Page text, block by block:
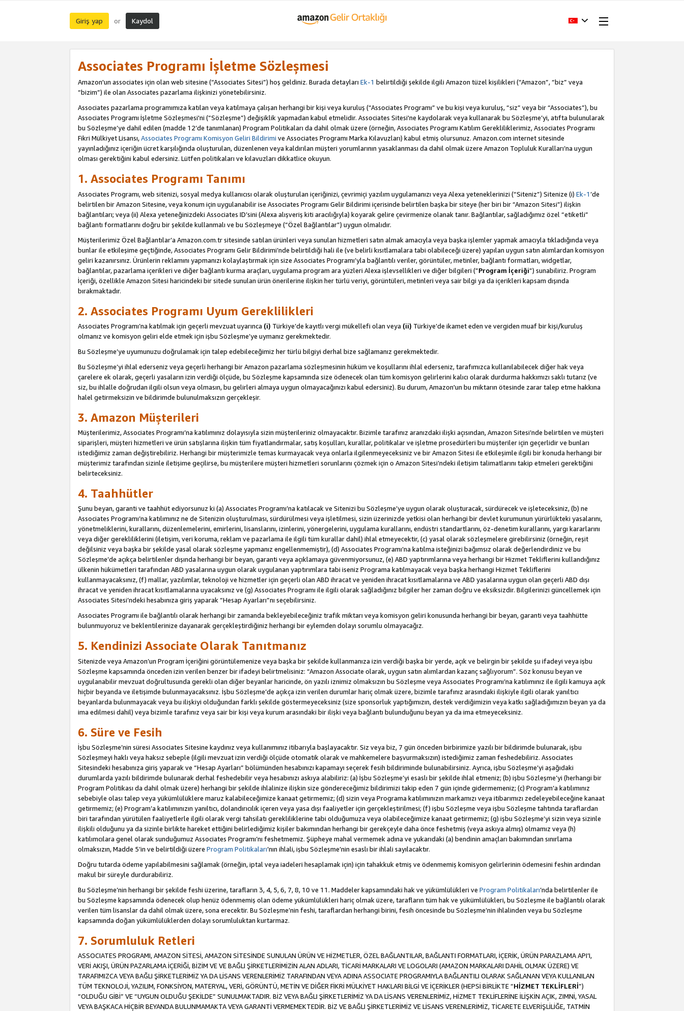
Giriş yap or Kaydol
Associates Programı İşletme Sözleşmesi
Amazon'un associates için olan web sitesine (“Associates Sitesi”) hoş geldiniz. Burada detayları Ek-1 belirtildiği şekilde ilgili Amazon tüzel kişilikleri (“Amazon”, “biz” veya
“bizim”) ile olan Associates pazarlama ilişkinizi yönetebilirsiniz.
Associates pazarlama programımıza katılan veya katılmaya çalışan herhangi bir kişi veya kuruluş (“Associates Programı” ve bu kişi veya kuruluş, “siz” veya bir “Associates”), bu
Associates Programı İşletme Sözleşmesi'ni (“Sözleşme”) değişiklik yapmadan kabul etmelidir. Associates Sitesi'ne kaydolarak veya kullanarak bu Sözleşme’yi, atıfta bulunularak
bu Sözleşme’ye dahil edilen (madde 12’de tanımlanan) Program Politikaları da dahil olmak üzere (örneğin, Associates Programı Katılım Gerekliliklerimiz, Associates Programı
Fikri Mülkiyet Lisansı,Associates Programı Komisyon Geliri Bildirimi ve Associates Programı Marka Kılavuzları) kabul etmiş olursunuz. Amazon.com internet sitesinde
yayınladığınız içeriğin ücret karşılığında oluşturulan, düzenlenen veya kaldırılan müşteri yorumlarının yasaklanması da dahil olmak üzere Amazon Topluluk Kuralları’na uygun
olması gerektiğini kabul edersiniz. Lütfen politikaları ve kılavuzları dikkatlice okuyun.
1. Associates Programı Tanımı
Associates Programı, web sitenizi, sosyal medya kullanıcısı olarak oluşturulan içeriğinizi, çevrimiçi yazılım uygulamanızı veya Alexa yeteneklerinizi (“Siteniz”) Sitenize (i) Ek-1’de
belirtilen bir Amazon Sitesine, veya konum için uygulanabilir ise Associates Programı Gelir Bildirimi içerisinde belirtilen başka bir siteye (her biri bir “Amazon Sitesi”) ilişkin
bağlantıları; veya (ii) Alexa yeteneğinizdeki Associates ID’sini (Alexa alışveriş kiti aracılığıyla) koyarak gelire çevirmenize olanak tanır. Bağlantılar, sağladığımız özel “etiketli”
bağlantı formatlarını doğru bir şekilde kullanmalı ve bu Sözleşmeye (“Özel Bağlantılar”) uygun olmalıdır.
Müşterilerimiz Özel Bağlantılar’a Amazon.com.tr sitesinde satılan ürünleri veya sunulan hizmetleri satın almak amacıyla veya başka işlemler yapmak amacıyla tıkladığında veya
bunlar ile etkileşime geçtiğinde, Associates Programı Gelir Bildirimi’nde belirtildiği hali ile (ve belirli kısıtlamalara tabi olabileceği üzere) yapılan uygun satın alımlardan komisyon
geliri kazanırsınız. Ürünlerin reklamını yapmanızı kolaylaştırmak için size Associates Programı’yla bağlantılı veriler, görüntüler, metinler, bağlantı formatları, widgetlar,
bağlantılar, pazarlama içerikleri ve diğer bağlantı kurma araçları, uygulama program ara yüzleri Alexa işlevsellikleri ve diğer bilgileri (”Program İçeriği”) sunabiliriz. Program
İçeriği, özellikle Amazon Sitesi haricindeki bir sitede sunulan ürün önerilerine ilişkin her türlü veriyi, görüntüleri, metinleri veya sair bilgi ya da içerikleri kapsam dışında
bırakmaktadır.
2. Associates Programı Uyum Gereklilikleri
Associates Programı’na katılmak için geçerli mevzuat uyarınca (i) Türkiye’de kayıtlı vergi mükellefi olan veya (ii) Türkiye’de ikamet eden ve vergiden muaf bir kişi/kuruluş
olmanız ve komisyon geliri elde etmek için işbu Sözleşme’ye uymanız gerekmektedir.
Bu Sözleşme’ye uyumunuzu doğrulamak için talep edebileceğimiz her türlü bilgiyi derhal bize sağlamanız gerekmektedir.
Bu Sözleşme’yi ihlal ederseniz veya geçerli herhangi bir Amazon pazarlama sözleşmesinin hüküm ve koşullarını ihlal ederseniz, tarafımızca kullanılabilecek diğer hak veya
çarelere ek olarak, geçerli yasaların izin verdiği ölçüde, bu Sözleşme kapsamında size ödenecek olan tüm komisyon gelirlerini kalıcı olarak durdurma hakkımızı saklı tutarız (ve
siz, bu ihlalle doğrudan ilgili olsun veya olmasın, bu gelirleri almaya uygun olmayacağınızı kabul edersiniz). Bu durum, Amazon'un bu miktarın ötesinde zarar talep etme hakkına
halel getirmeksizin ve bildirimde bulunulmaksızın gerçekleşir.
3. Amazon Müşterileri
Müşterilerimiz, Associates Programı’na katılımınız dolayısıyla sizin müşterileriniz olmayacaktır. Bizimle tarafınız aranızdaki ilişki açısından, Amazon Sitesi’nde belirtilen ve müşteri
siparişleri, müşteri hizmetleri ve ürün satışlarına ilişkin tüm fiyatlandırmalar, satış koşulları, kurallar, politikalar ve işletme prosedürleri bu müşteriler için geçerlidir ve bunları
istediğimiz zaman değiştirebiliriz. Herhangi bir müşterimizle temas kurmayacak veya onlarla ilgilenmeyeceksiniz ve bir Amazon Sitesi ile etkileşimle ilgili bir konuda herhangi bir
müşterimiz tarafından sizinle iletişime geçilirse, bu müşterilere müşteri hizmetleri sorunlarını çözmek için o Amazon Sitesi’ndeki iletişim talimatlarını takip etmeleri gerektiğini
belirteceksiniz.
4. Taahhütler
Şunu beyan, garanti ve taahhüt ediyorsunuz ki (a) Associates Programı’na katılacak ve Sitenizi bu Sözleşme’ye uygun olarak oluşturacak, sürdürecek ve işleteceksiniz, (b) ne
Associates Programı’na katılımınız ne de Sitenizin oluşturulması, sürdürülmesi veya işletilmesi, sizin üzerinizde yetkisi olan herhangi bir devlet kurumunun yürürlükteki yasalarını,
yönetmeliklerini, kurallarını, düzenlemelerini, emirlerini, lisanslarını, izinlerini, yönergelerini, uygulama kurallarını, endüstri standartlarını, öz-denetim kurallarını, yargı kararlarını
veya diğer gerekliliklerini (iletişim, veri koruma, reklam ve pazarlama ile ilgili tüm kurallar dahil) ihlal etmeyecektir, (c) yasal olarak sözleşmelere girebilirsiniz (örneğin, reşit
değilsiniz veya başka bir şekilde yasal olarak sözleşme yapmanız engellenmemiştir), (d) Associates Programı’na katılma isteğinizi bağımsız olarak değerlendirdiniz ve bu
Sözleşme’de açıkça belirtilenler dışında herhangi bir beyan, garanti veya açıklamaya güvenmiyorsunuz, (e) ABD yaptırımlarına veya herhangi bir Hizmet Tekliflerini kullandığınız
ülkenin hükümetleri tarafından ABD yasalarına uygun olarak uygulanan yaptırımlara tabi iseniz Programa katılmayacak veya başka herhangi Hizmet Tekliflerini
kullanmayacaksınız, (f) mallar, yazılımlar, teknoloji ve hizmetler için geçerli olan ABD ihracat ve yeniden ihracat kısıtlamalarına ve ABD yasalarına uygun olan geçerli ABD dışı
ihracat ve yeniden ihracat kısıtlamalarına uyacaksınız ve (g) Associates Programı ile ilgili olarak sağladığınız bilgiler her zaman doğru ve eksiksizdir. Bilgilerinizi güncellemek için
Associates Sitesi’ndeki hesabınıza giriş yaparak “Hesap Ayarları”nı seçebilirsiniz.
Associates Programı ile bağlantılı olarak herhangi bir zamanda bekleyebileceğiniz trafik miktarı veya komisyon geliri konusunda herhangi bir beyan, garanti veya taahhütte
bulunmuyoruz ve beklentilerinize dayanarak gerçekleştirdiğiniz herhangi bir eylemden dolayı sorumlu olmayacağız.
5. Kendinizi Associate Olarak Tanıtmanız
Sitenizde veya Amazon’un Program İçeriğini görüntülemenize veya başka bir şekilde kullanmanıza izin verdiği başka bir yerde, açık ve belirgin bir şekilde şu ifadeyi veya işbu
Sözleşme kapsamında önceden izin verilen benzer bir ifadeyi belirtmelisiniz: “Amazon Associate olarak, uygun satın alımlardan kazanç sağlıyorum”. Söz konusu beyan ve
uygulanabilir mevzuat doğrultusunda gerekli olan diğer beyanlar haricinde, ön yazılı iznimiz olmaksızın bu Sözleşme veya Associates Programı’na katılımınız ile ilgili kamuya açık
hiçbir beyanda ve iletişimde bulunmayacaksınız. İşbu Sözleşme’de açıkça izin verilen durumlar hariç olmak üzere, bizimle tarafınız arasındaki ilişkiyle ilgili olarak yanıltıcı
beyanlarda bulunmayacak veya bu ilişkiyi olduğundan farklı şekilde göstermeyeceksiniz (size sponsorluk yaptığımızın, destek verdiğimizin veya katkı sağladığımızın beyan ya da
ima edilmesi dahil) veya bizimle tarafınız veya sair bir kişi veya kurum arasındaki bir ilişki veya bağlantı bulunduğunu beyan ya da ima etmeyeceksiniz.
6. Süre ve Fesih
İşbu Sözleşme’nin süresi Associates Sitesine kaydınız veya kullanımınız itibarıyla başlayacaktır. Siz veya biz, 7 gün önceden birbirimize yazılı bir bildirimde bulunarak, işbu
Sözleşmeyi haklı veya haksız sebeple (ilgili mevzuat izin verdiği ölçüde otomatik olarak ve mahkemelere başvurmaksızın) istediğimiz zaman feshedebiliriz. Associates
Sitesindeki hesabınıza giriş yaparak ve “Hesap Ayarları” bölümünden hesabınızı kapamayı seçerek fesih bildiriminde bulunabilirsiniz. Ayrıca, işbu Sözleşme’yi aşağıdaki
durumlarda yazılı bildirimde bulunarak derhal feshedebilir veya hesabınızı askıya alabiliriz: (a) İşbu Sözleşme’yi esaslı bir şekilde ihlal etmeniz; (b) işbu Sözleşme’yi (herhangi bir
Program Politikası da dahil olmak üzere) herhangi bir şekilde ihlalinize ilişkin size göndereceğimiz bildirimizi takip eden 7 gün içinde gidermemeniz; (c) Program’a katılımınız
sebebiyle olası talep veya yükümlülüklere maruz kalabileceğimize kanaat getirmemiz; (d) sizin veya Programa katılımınızın markamızı veya itibarımızı zedeleyebileceğine kanaat
getirmemiz; (e) Program’a katılımınızın yanıltıcı, dolandırıcılık içeren veya yasa dışı faaliyetler için gerçekleştirilmesi; (f) işbu Sözleşme veya işbu Sözleşme tahtında taraflardan
biri tarafından yürütülen faaliyetlerle ilgili olarak vergi tahsilatı gerekliliklerine tabi olduğumuza veya olabileceğimize kanaat getirmemiz; (g) işbu Sözleşme’yi sizin veya sizinle
ilişkili olduğunu ya da sizinle birlikte hareket ettiğini belirlediğimiz kişiler bakımından herhangi bir gerekçeyle daha önce feshetmiş (veya askıya almış) olmamız veya (h)
katılımcılara genel olarak sunduğumuz Associates Programı’nı feshetmemiz. Şüpheye mahal vermemek adına ve yukarıdaki (a) bendinin amaçları bakımından sınırlama
olmaksızın, Madde 5’in ve belirtildiği üzere Program Politikaları’nın ihlali, işbu Sözleşme’nin esaslı bir ihlali sayılacaktır.
Doğru tutarda ödeme yapılabilmesini sağlamak (örneğin, iptal veya iadeleri hesaplamak için) için tahakkuk etmiş ve ödenmemiş komisyon gelirlerinin ödemesini feshin ardından
makul bir süreyle durdurabiliriz.
Bu Sözleşme’nin herhangi bir şekilde feshi üzerine, tarafların 3, 4, 5, 6, 7, 8, 10 ve 11. Maddeler kapsamındaki hak ve yükümlülükleri ve Program Politikaları’nda belirtilenler ile
bu Sözleşme kapsamında ödenecek olup henüz ödenmemiş olan ödeme yükümlülükleri hariç olmak üzere, tarafların tüm hak ve yükümlülükleri, bu Sözleşme ile bağlantılı olarak
verilen tüm lisanslar da dahil olmak üzere, sona erecektir. Bu Sözleşme’nin feshi, taraflardan herhangi birini, fesih öncesinde bu Sözleşme’nin ihlalinden veya bu Sözleşme
kapsamında doğan yükümlülüklerden dolayı sorumluluktan kurtarmaz.
7. Sorumluluk Retleri
ASSOCIATES PROGRAMI, AMAZON SİTESİ, AMAZON SİTESİNDE SUNULAN ÜRÜN VE HİZMETLER, ÖZEL BAĞLANTILAR, BAĞLANTI FORMATLARI, İÇERİK, ÜRÜN PARAZLAMA API’I,
VERİ AKIŞI, ÜRÜN PAZARLAMA İÇERİĞİ, BİZİM VE VE BAĞLI ŞİRKETLERİMİZİN ALAN ADLARI, TİCARİ MARKALARI VE LOGOLARI (AMAZON MARKALARI DAHİL OLMAK ÜZERE) VE
TARAFIMIZCA VEYA BAĞLI ŞİRKETLERİMİZ YA DA LİSANS VERENLERİMİZ TARAFINDAN VEYA ADINA ASSOCIATE PROGRAMIYLA BAĞLANTILI OLARAK SAĞLANAN VEYA KULLANILAN
TÜM TEKNOLOJİ, YAZILIM, FONKSİYON, MATERYAL, VERİ, GÖRÜNTÜ, METİN VE DİĞER FİKRİ MÜLKİYET HAKLARI BİLGİ VE İÇERİKLER (HEPSİ BİRLİKTE “HİZMET TEKLİFLERİ”)
“OLDUĞU GİBİ” VE “UYGUN OLDUĞU ŞEKİLDE” SUNULMAKTADIR. BİZ VEYA BAĞLI ŞİRKETLERİMİZ YA DA LİSANS VERENLERİMİZ, HİZMET TEKLİFLERİNE İLİŞKİN AÇIK, ZIMNİ, YASAL
VEYA BAŞKACA HİÇBİR BEYANDA BULUNMAMAKTA VEYA GARANTİ VERMEMEKTEDİR. BİZ VE BAĞLI ŞİRKETLERİMİZ VE LİSANS VERENLERİMİZ, TİCARETE ELVERİŞLİLİĞE, TATMİN